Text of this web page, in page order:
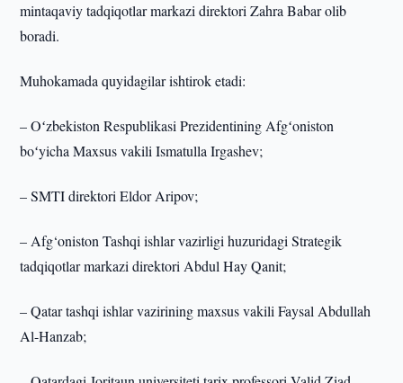
mintaqaviy tadqiqotlar markazi direktori Zahra Babar olib
boradi.
Muhokamada quyidagilar ishtirok etadi:
– Oʻzbekiston Respublikasi Prezidentining Afgʻoniston
boʻyicha Maxsus vakili Ismatulla Irgashev;
– SMTI direktori Eldor Aripov;
– Afg‘oniston Tashqi ishlar vazirligi huzuridagi Strategik
tadqiqotlar markazi direktori Abdul Hay Qanit;
– Qatar tashqi ishlar vazirining maxsus vakili Faysal Abdullah
Al-Hanzab;